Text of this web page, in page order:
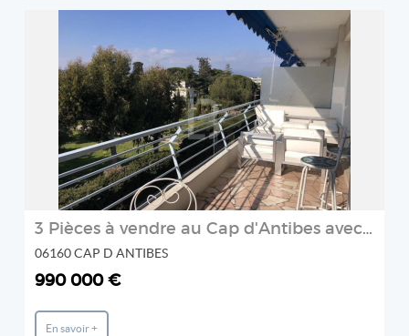
BLUE SQUARE
3 Pièces à vendre au Cap d'Antibes avec vue mer
06160 CAP D ANTIBES
990 000 €
En savoir +